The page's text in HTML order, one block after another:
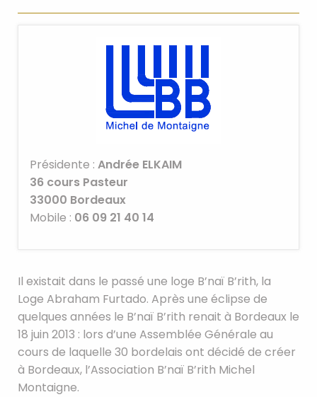
Présidente : Andrée ELKAIM
36 cours Pasteur
33000 Bordeaux
Mobile : 06 09 21 40 14
Il existait dans le passé une loge B’naï B’rith, la
Loge Abraham Furtado. Après une éclipse de
quelques années le B’naï B’rith renait à Bordeaux le
18 juin 2013 : lors d’une Assemblée Générale au
cours de laquelle 30 bordelais ont décidé de créer
à Bordeaux, l’Association B’naï B’rith Michel
Montaigne.